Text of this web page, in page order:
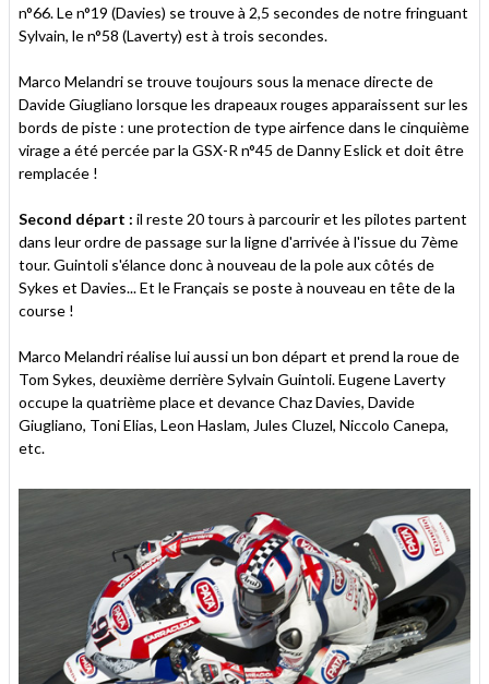
n°66. Le n°19 (Davies) se trouve à 2,5 secondes de notre fringuant
Sylvain, le n°58 (Laverty) est à trois secondes.
Marco Melandri se trouve toujours sous la menace directe de
Davide Giugliano lorsque les drapeaux rouges apparaissent sur les
bords de piste : une protection de type airfence dans le cinquième
virage a été percée par la GSX-R n°45 de Danny Eslick et doit être
remplacée !
Second départ : il reste 20 tours à parcourir et les pilotes partent
dans leur ordre de passage sur la ligne d'arrivée à l'issue du 7ème
tour. Guintoli s'élance donc à nouveau de la pole aux côtés de
Sykes et Davies... Et le Français se poste à nouveau en tête de la
course !
Marco Melandri réalise lui aussi un bon départ et prend la roue de
Tom Sykes, deuxième derrière Sylvain Guintoli. Eugene Laverty
occupe la quatrième place et devance Chaz Davies, Davide
Giugliano, Toni Elias, Leon Haslam, Jules Cluzel, Niccolo Canepa,
etc.